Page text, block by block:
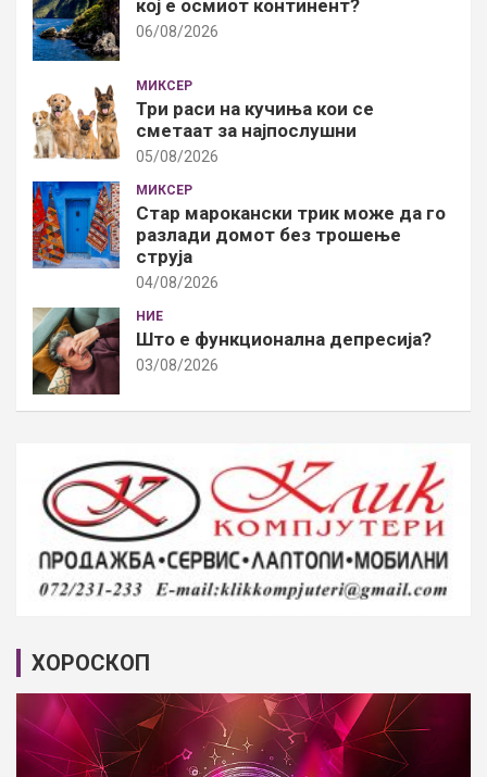
кој е осмиот континент?
06/08/2026
МИКСЕР
Три раси на кучиња кои се
сметаат за најпослушни
05/08/2026
МИКСЕР
Стар марокански трик може да го
разлади домот без трошење
струја
04/08/2026
НИЕ
Што е функционална депресија?
03/08/2026
ХОРОСКОП